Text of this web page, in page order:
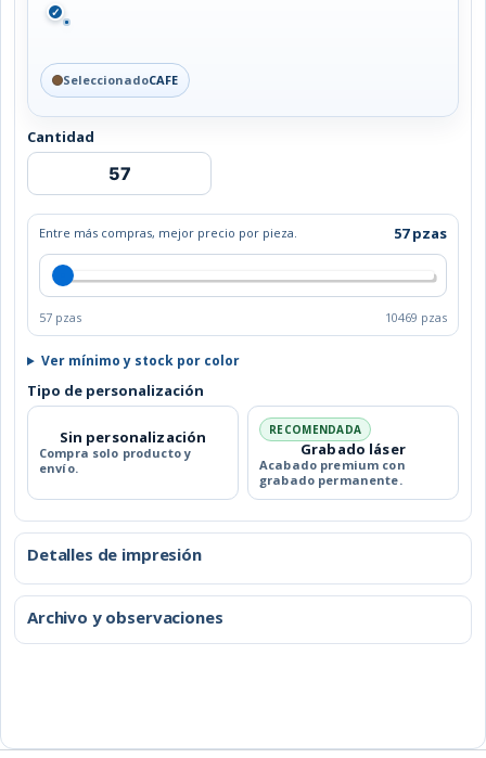
✓
SeleccionadoCAFE
Cantidad
TABLA
Entre más compras, mejor precio por pieza. 57 pzas
57 pzas 10469 pzas
Ver mínimo y stock por color
Tipo de personalización
Sin personalización
Compra solo producto y
envío.
RECOMENDADA
Grabado láser
Acabado premium con
grabado permanente.
Detalles de impresión
Archivo y observaciones